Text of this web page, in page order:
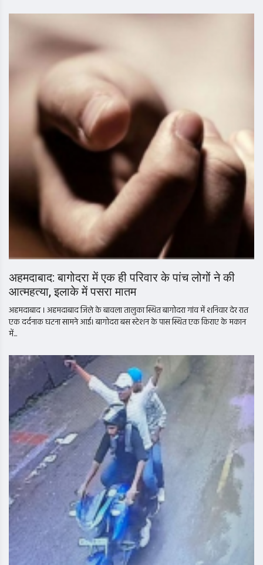
अहमदाबाद: बागोदरा में एक ही परिवार के पांच लोगों ने की
आत्महत्या, इलाके में पसरा मातम
अहमदाबाद । अहमदाबाद जिले के बावला तालुका स्थित बागोदरा गांव में शनिवार देर रात
एक दर्दनाक घटना सामने आई। बागोदरा बस स्टेशन के पास स्थित एक किराए के मकान
में...